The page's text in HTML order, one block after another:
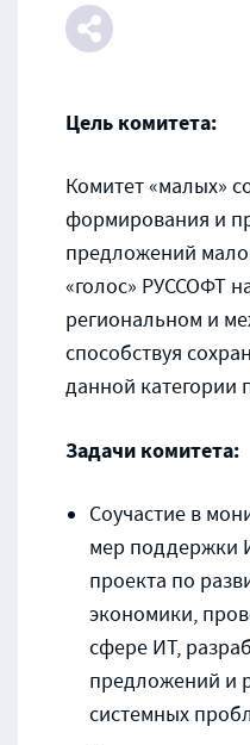
Цель комитета:
Комитет «малых»
формирования и
предложений
«голос» РУССОФТ
региональном и
способствуя
данной категории
Задачи комитета:
Соучастие в
мер поддержки
проекта по
экономики,
сфере ИТ,
предложений и
системных